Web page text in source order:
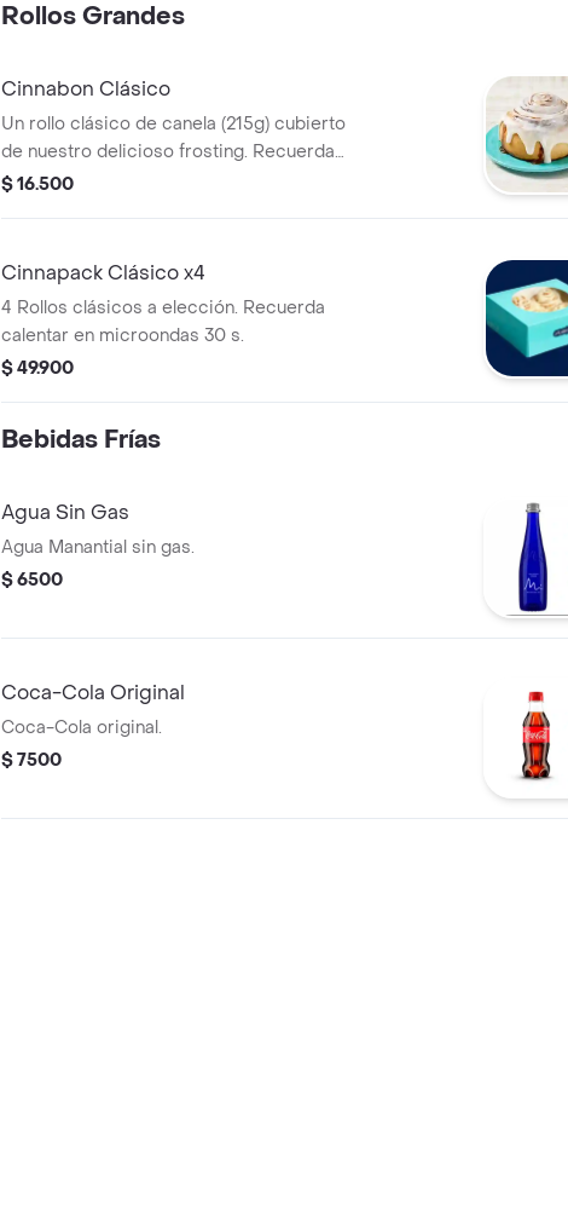
Rollos Grandes
Cinnabon Clásico
Un rollo clásico de canela (215g) cubierto
de nuestro delicioso frosting. Recuerda
calentar en microondas 30 s.
$ 16.500
Cinnapack Clásico x4
4 Rollos clásicos a elección. Recuerda
calentar en microondas 30 s.
$ 49.900
Bebidas Frías
Agua Sin Gas
Agua Manantial sin gas.
$ 6500
Coca-Cola Original
Coca-Cola original.
$ 7500